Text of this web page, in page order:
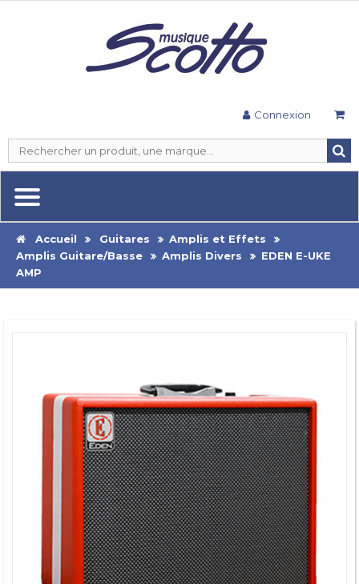
Connexion
Accueil Guitares
Amplis et Effets
Amplis Guitare/Basse
Amplis Divers
EDEN E-UKE
AMP